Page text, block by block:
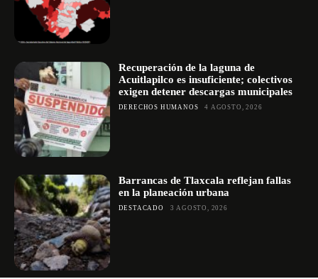
Recuperación de la laguna de
Acuitlapilco es insuficiente; colectivos
exigen detener descargas municipales
DERECHOS HUMANOS 4 AGOSTO, 2026
Barrancas de Tlaxcala reflejan fallas
en la planeación urbana
DESTACADO 3 AGOSTO, 2026